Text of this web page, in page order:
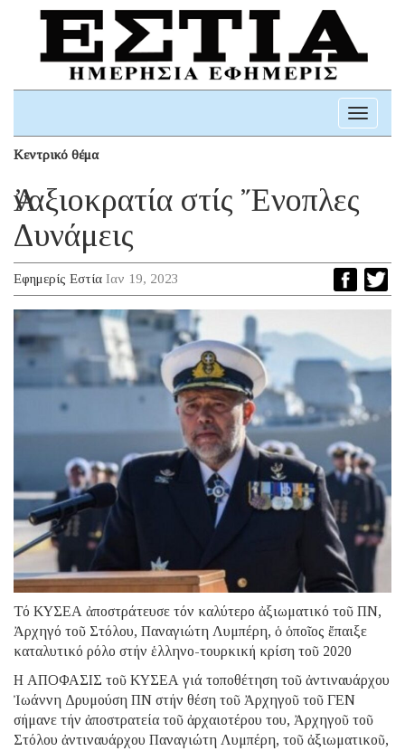
Toggle
Κεντρικό θέμα
Ἀναξιοκρατία στίς Ἔνοπλες
Δυνάμεις
Εφημερίς Εστία Ιαν 19, 2023
Τό ΚΥΣΕΑ ἀποστράτευσε τόν καλύτερο ἀξιωματικό τοῦ ΠΝ,
Ἀρχηγό τοῦ Στόλου, Παναγιώτη Λυμπέρη, ὁ ὁποῖος ἔπαιξε
καταλυτικό ρόλο στήν ἑλληνο-τουρκική κρίση τοῦ 2020
Η ΑΠΟΦΑΣΙΣ τοῦ ΚΥΣΕΑ γιά τοποθέτηση τοῦ ἀντιναυάρχου
Ἰωάννη Δρυμούση ΠΝ στήν θέση τοῦ Ἀρχηγοῦ τοῦ ΓΕΝ
σήμανε τήν ἀποστρατεία τοῦ ἀρχαιοτέρου του, Ἀρχηγοῦ τοῦ
Στόλου ἀντιναυάρχου Παναγιώτη Λυμπέρη, τοῦ ἀξιωματικοῦ,